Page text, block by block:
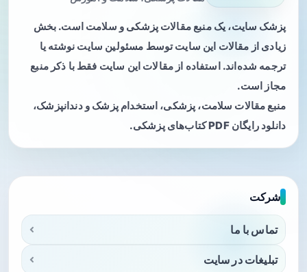
پزشک سایت، یک منبع مقالات پزشکی و سلامت است. بخش
زیادی از مقالات این سایت توسط مسئولین سایت نوشته یا
ترجمه شده‌اند. استفاده از مقالات این سایت فقط با ذکر منبع
مجاز است.
منبع مقالات سلامت، پزشکی، استخدام پزشک و دندانپزشک،
دانلود رایگان PDF کتاب‌های پزشکی.
شرکت
تماس با ما
تبلیغات در سایت